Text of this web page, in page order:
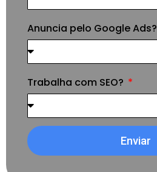
Anuncia pelo Google Ads?
Trabalha com SEO?
Enviar